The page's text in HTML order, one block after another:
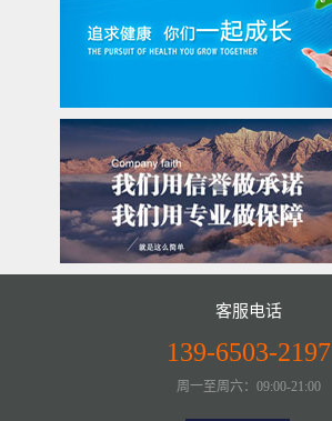
客服电话
139-6503-2197
周一至周六：09:00-21:00